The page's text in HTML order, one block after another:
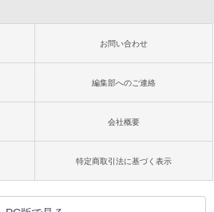
お問い合わせ
編集部へのご連絡
会社概要
特定商取引法に基づく表示